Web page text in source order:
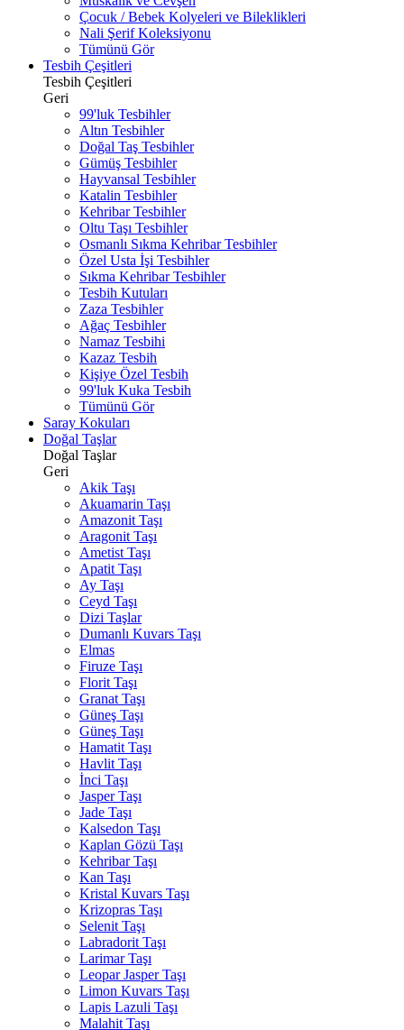
Çocuk / Bebek Kolyeleri ve Bileklikleri
Nali Şerif Koleksiyonu
Tümünü Gör
Tesbih Çeşitleri
Tesbih Çeşitleri
Geri
99'luk Tesbihler
Altın Tesbihler
Doğal Taş Tesbihler
Gümüş Tesbihler
Hayvansal Tesbihler
Katalin Tesbihler
Kehribar Tesbihler
Oltu Taşı Tesbihler
Osmanlı Sıkma Kehribar Tesbihler
Özel Usta İşi Tesbihler
Sıkma Kehribar Tesbihler
Tesbih Kutuları
Zaza Tesbihler
Ağaç Tesbihler
Namaz Tesbihi
Kazaz Tesbih
Kişiye Özel Tesbih
99'luk Kuka Tesbih
Tümünü Gör
Saray Kokuları
Doğal Taşlar
Doğal Taşlar
Geri
Akik Taşı
Akuamarin Taşı
Amazonit Taşı
Aragonit Taşı
Ametist Taşı
Apatit Taşı
Ay Taşı
Ceyd Taşı
Dizi Taşlar
Dumanlı Kuvars Taşı
Elmas
Firuze Taşı
Florit Taşı
Granat Taşı
Güneş Taşı
Güneş Taşı
Hamatit Taşı
Havlit Taşı
İnci Taşı
Jasper Taşı
Jade Taşı
Kalsedon Taşı
Kaplan Gözü Taşı
Kehribar Taşı
Kan Taşı
Kristal Kuvars Taşı
Krizopras Taşı
Selenit Taşı
Labradorit Taşı
Larimar Taşı
Leopar Jasper Taşı
Limon Kuvars Taşı
Lapis Lazuli Taşı
Malahit Taşı